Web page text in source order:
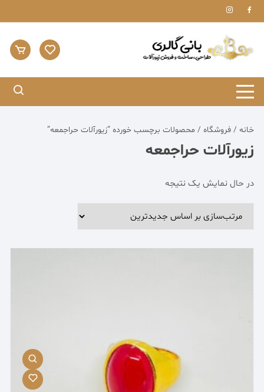
Skip
to
خانه /فروشگاه / محصولات برچسب خورده “زیورآلات حراجمعه”
زیورآلات حراجمعه
در حال نمایش یک نتیجه